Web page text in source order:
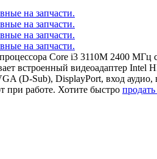
Core i3 3110M 2400
встроенный видеоадаптер Intel
(D-Sub), DisplayPort, вход
работе. Хотите быстро